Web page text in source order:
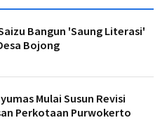
Saizu Bangun 'Saung Literasi'
Bojong
Mulai Susun Revisi
Perkotaan Purwokerto